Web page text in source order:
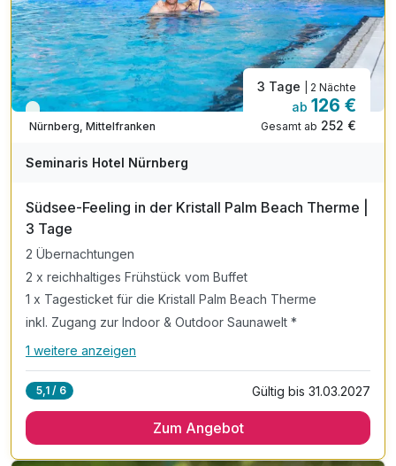
Viele Termine frei
Nürnberg, Mittelfranken
3 Tage | 2 Nächte
ab 126 €
Gesamt ab 252 €
Seminaris Hotel Nürnberg
Südsee-Feeling in der Kristall Palm Beach Therme |
3 Tage
2 Übernachtungen
2 x reichhaltiges Frühstück vom Buffet
1 x Tagesticket für die Kristall Palm Beach Therme
inkl. Zugang zur Indoor & Outdoor Saunawelt *
Alle Inklusivleistungen
2 x reichhaltiges Frühstück vom Buffet
1 weitere anzeigen
5,1 / 6 Gültig bis 31.03.2027
Zum Angebot